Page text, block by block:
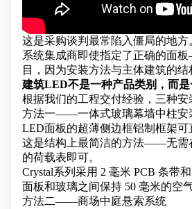
这是采购谈判最常陷入僵局的地方
系统集成商即使指定了正确的面
目，因为安装方法与主体建筑的结
建筑LED不是一种产品类别，而是
根据我们的工程交付经验，三种
方法一——一体式玻璃幕墙中柱安
LED面板的超薄侧边框铝制框架
这是结构上最简洁的方法——无需
的荷载表即可。
Crystal系列 采用 2 毫米 PCB 条带
面板和玻璃之间保持 50 毫米的空
方法二——商场中庭悬索系统